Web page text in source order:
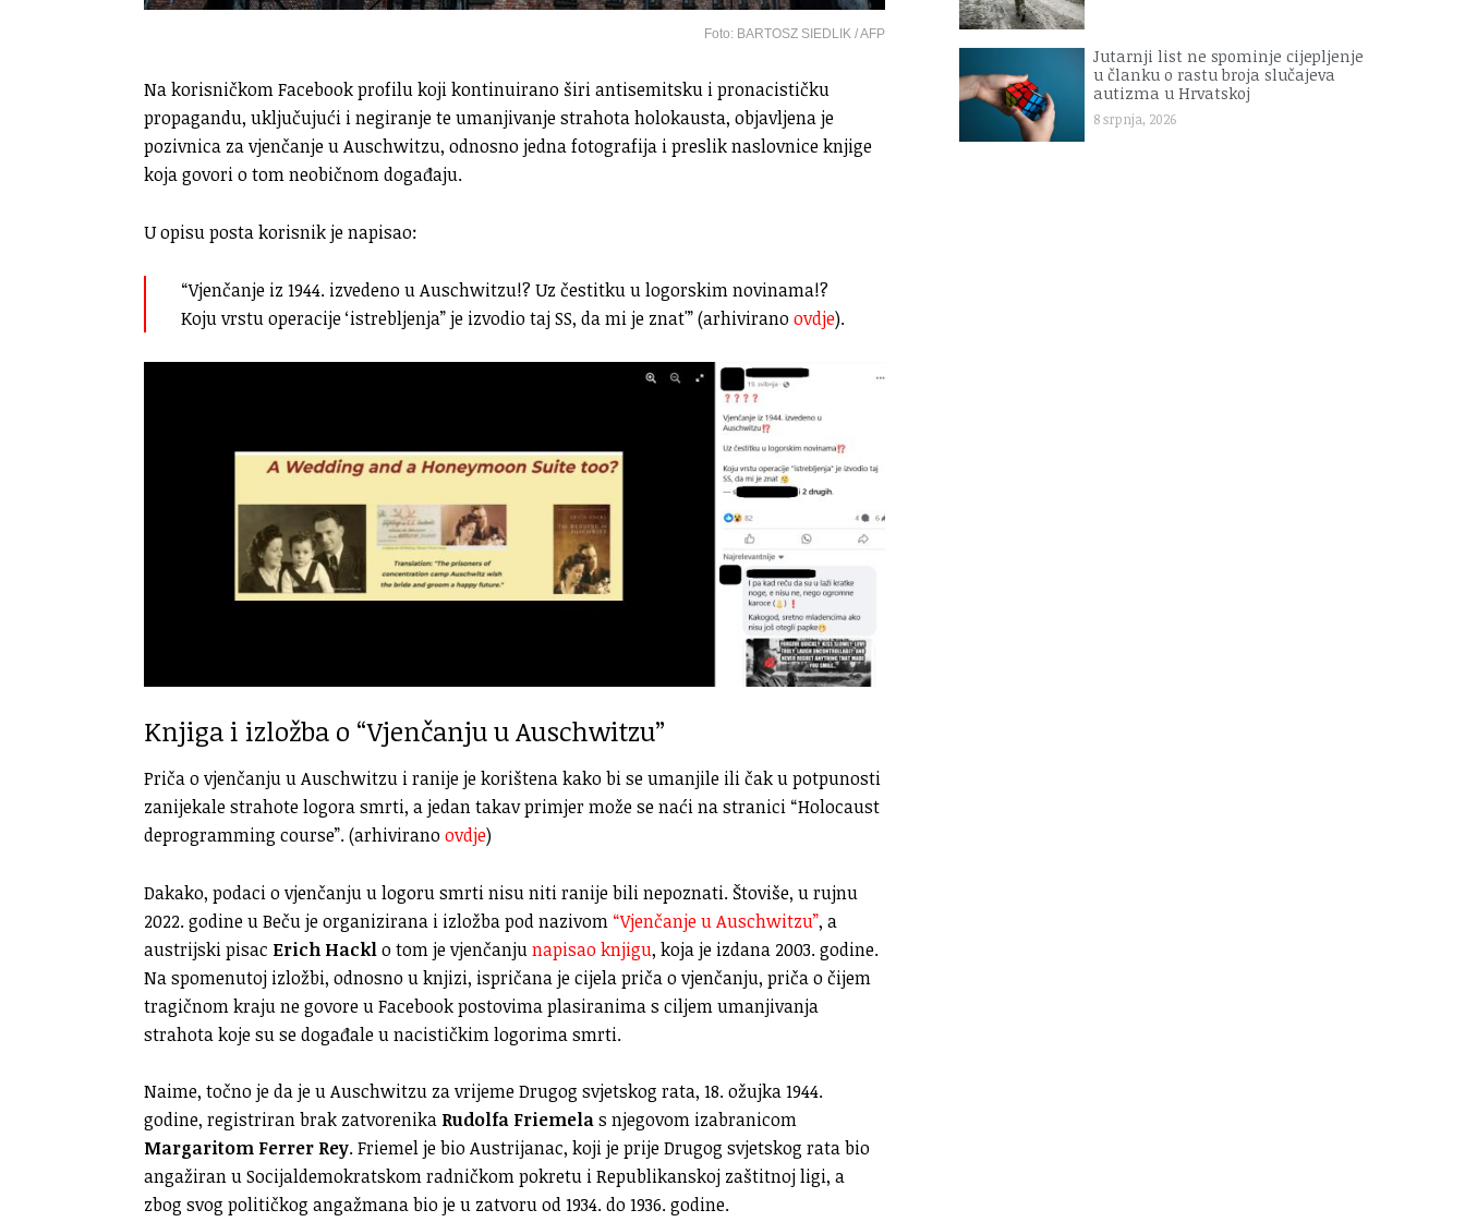
Foto: BARTOSZ SIEDLIK / AFP
Na korisničkom Facebook profilu koji kontinuirano širi antisemitsku i pronacističku
propagandu, uključujući i negiranje te umanjivanje strahota holokausta, objavljena je
pozivnica za vjenčanje u Auschwitzu, odnosno jedna fotografija i preslik naslovnice knjige
koja govori o tom neobičnom događaju.
U opisu posta korisnik je napisao:
“Vjenčanje iz 1944. izvedeno u Auschwitzu!? Uz čestitku u logorskim novinama!?
Koju vrstu operacije ‘istrebljenja” je izvodio taj SS, da mi je znat'” (arhiviranoovdje).
Knjiga i izložba o “Vjenčanju u Auschwitzu”
Priča o vjenčanju u Auschwitzu i ranije je korištena kako bi se umanjile ili čak u potpunosti
zanijekale strahote logora smrti, a jedan takav primjer može se naći na stranici “Holocaust
deprogramming course”. (arhiviranoovdje)
Dakako, podaci o vjenčanju u logoru smrti nisu niti ranije bili nepoznati. Štoviše, u rujnu
2022. godine u Beču je organizirana i izložba pod nazivom “Vjenčanje u Auschwitzu”, a
austrijski pisac Erich Hacklo tom je vjenčanjunapisao knjigu, koja je izdana 2003. godine.
Na spomenutoj izložbi, odnosno u knjizi, ispričana je cijela priča o vjenčanju, priča o čijem
tragičnom kraju ne govore u Facebook postovima plasiranima s ciljem umanjivanja
strahota koje su se događale u nacističkim logorima smrti.
Naime, točno je da je u Auschwitzu za vrijeme Drugog svjetskog rata, 18. ožujka 1944.
godine, registriran brak zatvorenika Rudolfa Friemelas njegovom izabranicom
Margaritom Ferrer Rey. Friemel je bio Austrijanac, koji je prije Drugog svjetskog rata bio
angažiran u Socijaldemokratskom radničkom pokretu i Republikanskoj zaštitnoj ligi, a
zbog svog političkog angažmana bio je u zatvoru od 1934. do 1936. godine.
Jutarnji list ne spominje cijepljenje
u članku o rastu broja slučajeva
autizma u Hrvatskoj
8 srpnja, 2026